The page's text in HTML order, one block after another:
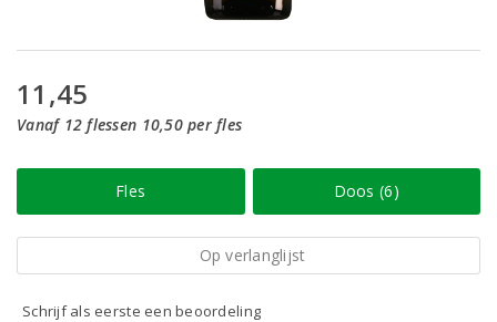
11,45
Vanaf 12 flessen 10,50 per fles
Fles Doos (6)
Op verlanglijst
Schrijf als eerste een beoordeling